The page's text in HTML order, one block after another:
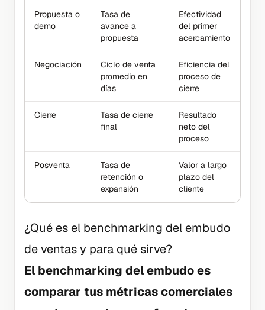
Propuesta o
demo
Tasa de
avance a
propuesta
Efectividad
del primer
acercamiento
Negociación
Ciclo de venta
promedio en
días
Eficiencia del
proceso de
cierre
Cierre
Tasa de cierre
final
Resultado
neto del
proceso
Posventa
Tasa de
retención o
expansión
Valor a largo
plazo del
cliente
¿Qué es el benchmarking del embudo
de ventas y para qué sirve?
El benchmarking del embudo es
comparar tus métricas comerciales